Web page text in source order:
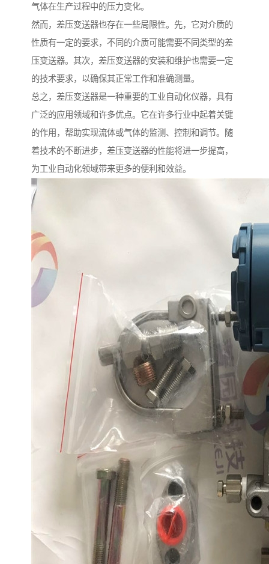
气体在生产过程中的压力变化。
然而，差压变送器也存在一些局限性。先，它对介质的
性质有一定的要求，不同的介质可能需要不同类型的差
压变送器。其次，差压变送器的安装和维护也需要一定
的技术要求，以确保其正常工作和准确测量。
总之，差压变送器是一种重要的工业自动化仪器，具有
广泛的应用领域和许多优点。它在许多行业中起着关键
的作用，帮助实现流体或气体的监测、控制和调节。随
着技术的不断进步，差压变送器的性能将进一步提高，
为工业自动化领域带来更多的便利和效益。